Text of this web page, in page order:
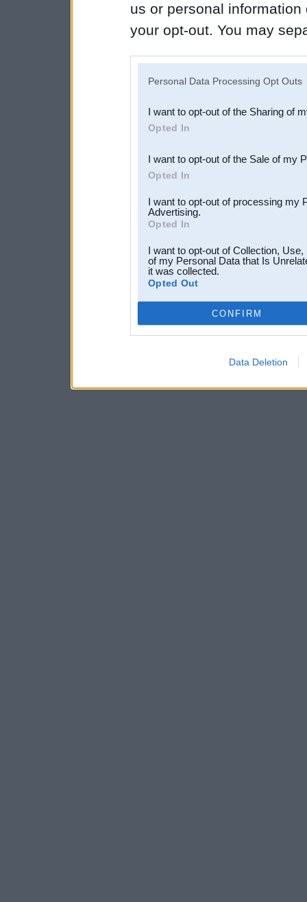
us or personal
your opt-out. You may
Downstream Participants
third parties.
Personal Data Processing Opt Outs
I want to opt-out of the Sharing of
Opted In
I want to opt-out of the Sale of my
Opted In
I want to opt-out of processing my
Advertising.
Opted In
I want to opt-out of Collection,
of my Personal Data that Is
it was collected.
Opted Out
CONFIRM
Data Deletion